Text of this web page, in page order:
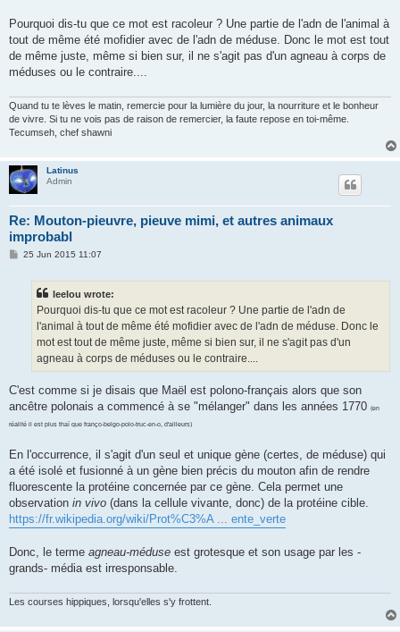
Pourquoi dis-tu que ce mot est racoleur ? Une partie de l'adn de l'animal à
tout de même été mofidier avec de l'adn de méduse. Donc le mot est tout
de même juste, même si bien sur, il ne s'agit pas d'un agneau à corps de
méduses ou le contraire....
Quand tu te lèves le matin, remercie pour la lumière du jour, la nourriture et le bonheur
de vivre. Si tu ne vois pas de raison de remercier, la faute repose en toi-même.
Tecumseh, chef shawni
Latinus
Admin
Re: Mouton-pieuvre, pieuve mimi, et autres animaux
improbabl
P25 Jun 2015 11:07
leelou wrote:
Pourquoi dis-tu que ce mot est racoleur ? Une partie de l'adn de
l'animal à tout de même été mofidier avec de l'adn de méduse. Donc le
mot est tout de même juste, même si bien sur, il ne s'agit pas d'un
agneau à corps de méduses ou le contraire....
C'est comme si je disais que Maël est polono-français alors que son
ancêtre polonais a commencé à se "mélanger" dans les années 1770 (en
réalité il est plus thaï que franço-belgo-polo-truc-en-o, d'ailleurs)
En l'occurrence, il s'agit d'un seul et unique gène (certes, de méduse) qui
a été isolé et fusionné à un gène bien précis du mouton afin de rendre
fluorescente la protéine concernée par ce gène. Cela permet une
observation in vivo (dans la cellule vivante, donc) de la protéine cible.
https://fr.wikipedia.org/wiki/Prot%C3%A ... ente_verte
Donc, le terme agneau-méduse est grotesque et son usage par les -
grands- média est irresponsable.
Les courses hippiques, lorsqu'elles s'y frottent.